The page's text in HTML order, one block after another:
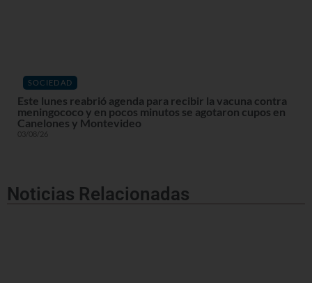
SOCIEDAD
Este lunes reabrió agenda para recibir la vacuna contra
meningococo y en pocos minutos se agotaron cupos en
Canelones y Montevideo
03/08/26
Noticias Relacionadas